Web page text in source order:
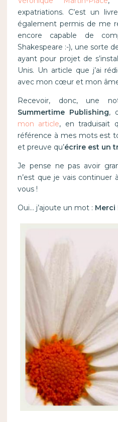
expatriations. C’est un
également permis de me
encore capable de
Shakespeare :-), une sorte
ayant pour projet de
Unis. Un article que j’ai
avec mon cœur et mon
Recevoir, donc, une
Summertime Publishing,
mon article, en traduisait
référence à mes mots est
et preuve qu’écrire est un
Je pense ne pas avoir
n’est que je vais
vous !
Oui… j’ajoute un mot : Merci